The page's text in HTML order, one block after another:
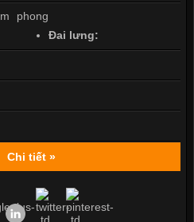
Đai lưng:
Chi tiết »